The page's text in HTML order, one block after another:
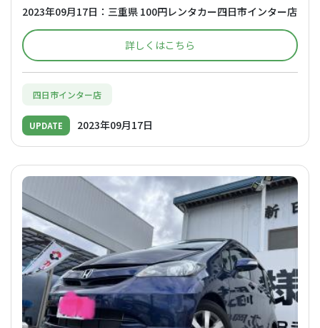
2023年09月17日：三重県 100円レンタカー四日市インター店
詳しくはこちら
四日市インター店
UPDATE 2023年09月17日